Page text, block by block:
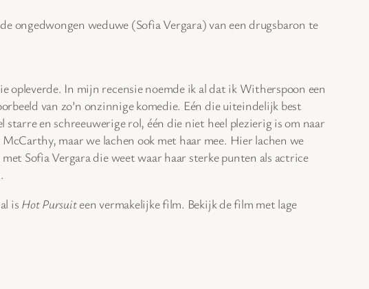
ongedwongen weduwe (Sofia Vergara) van een drugsbaron te
opleverde. In mijn recensie noemde ik al dat ik Witherspoon een
van zo’n onzinnige komedie. Eén die uiteindelijk best
en schreeuwerige rol, één die niet heel plezierig is om naar
maar we lachen ook met haar mee. Hier lachen we
Sofia Vergara die weet waar haar sterke punten als actrice
is Hot Pursuiteen vermakelijke film. Bekijk de film met lage